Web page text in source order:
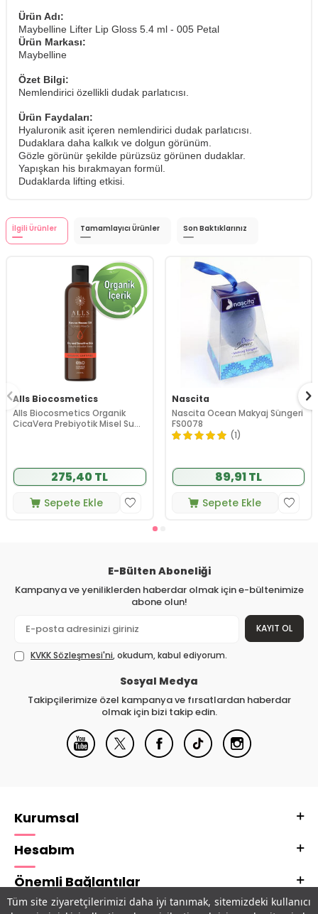
Tüm site ziyaretçilerimizi daha iyi tanımak, sitemizdeki kullanıcı
Ürün Adı:
Maybelline Lifter Lip Gloss 5.4 ml - 005 Petal
Ürün Markası:
Maybelline
Özet Bilgi:
Nemlendirici özellikli dudak parlatıcısı.
Ürün Faydaları:
Hyaluronik asit içeren nemlendirici dudak parlatıcısı.
Dudaklara daha kalkık ve dolgun görünüm.
Gözle görünür şekilde pürüzsüz görünen dudaklar.
Yapışkan his bırakmayan formül.
Dudaklarda lifting etkisi.
İlgili Ürünler Tamamlayıcı Ürünler Son Baktıklarınız
Alls Biocosmetics
Alls Biocosmetics Organik
CicaVera Prebiyotik Misel Su
275,40 TL
Sepete Ekle
Nascita
Nascita Ocean Makyaj Süngeri
FS0078
(1)
89,91 TL
Sepete Ekle
E-Bülten Aboneliği
Kampanya ve yeniliklerden haberdar olmak için e-bültenimize
abone olun!
KAYIT OL
KVKK Sözleşmesi'ni, okudum, kabul ediyorum.
Sosyal Medya
Takipçilerimize özel kampanya ve fırsatlardan haberdar
olmak için bizi takip edin.
Kurumsal
Hesabım
Önemli Bağlantılar